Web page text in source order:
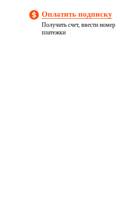
Оплатить подписку
Получить счет, ввести номер
платежки